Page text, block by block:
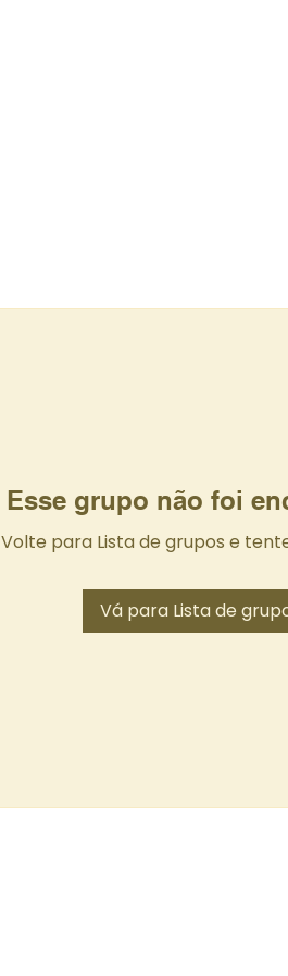
Esse grupo não foi
Volte para Lista de grupos e
Vá para Lista de